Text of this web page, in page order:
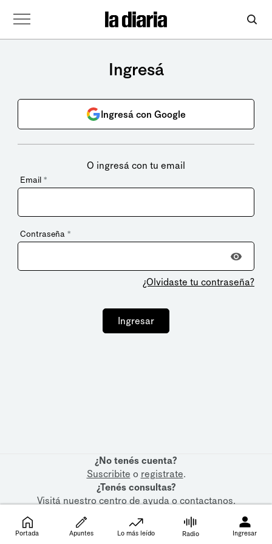
Ingresá
Ingresá con Google
O ingresá con tu email
Email *
Contraseña *
¿Olvidaste tu contraseña?
Ingresar
¿No tenés cuenta?
Suscribite o registrate.
¿Tenés consultas?
Visitá nuestrocentro de ayudaocontactanos.
Portada Apuntes Lo más leído Radio Ingresar